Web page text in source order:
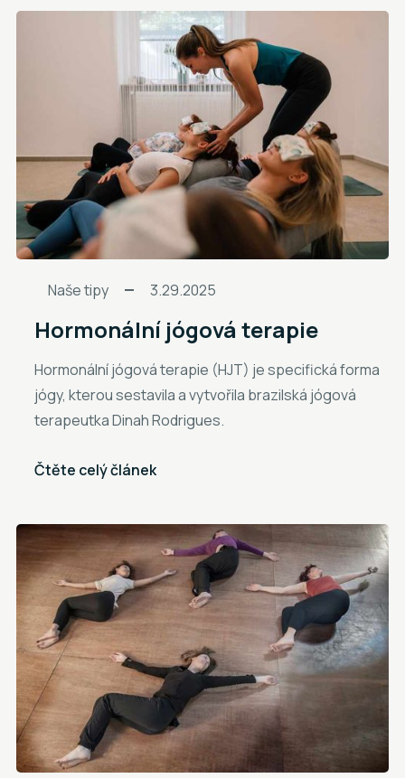
Naše tipy 3.29.2025
Hormonální jógová terapie
Hormonální jógová terapie (HJT) je specifická forma
jógy, kterou sestavila a vytvořila brazilská jógová
terapeutka Dinah Rodrigues.
Čtěte celý článek